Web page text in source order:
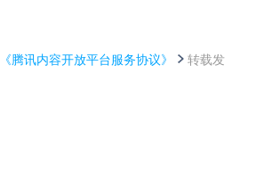
《腾讯内容开放平台服务协议》
转载发